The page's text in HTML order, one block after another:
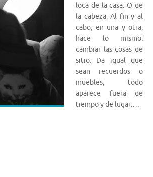
loca de la casa. O de
la cabeza. Al fin y al
cabo, en una y otra,
hace lo mismo:
cambiar las cosas de
sitio. Da igual que
sean recuerdos o
muebles, todo
aparece fuera de
tiempo y de lugar….